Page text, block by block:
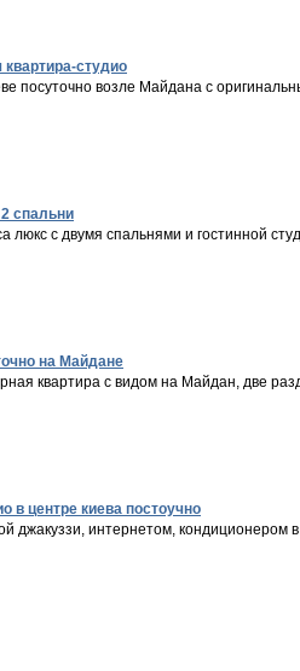
студио
посуточно возле Майдана с
спальни
люкс с двумя спальнями и гостинной
на Майдане
квартира с видом на Майдан, две
в центре киева постоучно
джакуззи, интернетом, кондиционером